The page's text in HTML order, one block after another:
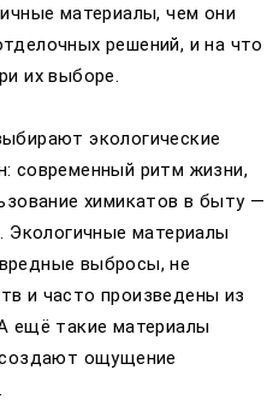
материалы, чем они
решений, и на что
их выборе.
экологические
современный ритм жизни,
химикатов в быту —
Экологичные материалы
выбросы, не
и часто произведены из
ещё такие материалы
ощущение